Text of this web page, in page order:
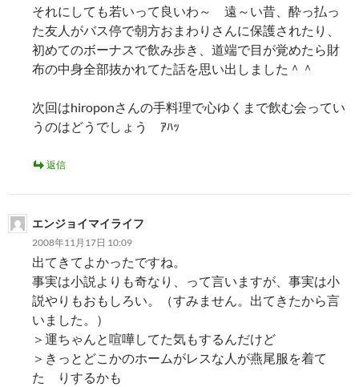
それにしても若いって良いわ～ 遠～い昔、酔っ払っ
た友人がバス停で朝方おまわりさんに保護されたり、
初めてのボーナスで飲み歩き、道端で目が覚めたら財
布の中身全部抜かれてた話を思い出しました＾＾
次回はhiroponさんの手料理で心ゆくまで飲む会ってい
うのはどうでしょう ｱﾊｯ
返信
エンジョイマイライフ
2008年11月17日 10:09
出てきてよかったですね。
事実は小説よりも奇なり、って言いますが、事実は小
説やりもおもしろい。（すみません。出てきたから言
いました。）
＞運ちゃんと喧嘩してた気もするんだけど
＞きっとどこかのホームがレスな人が燕尾服を着て
た りするかも